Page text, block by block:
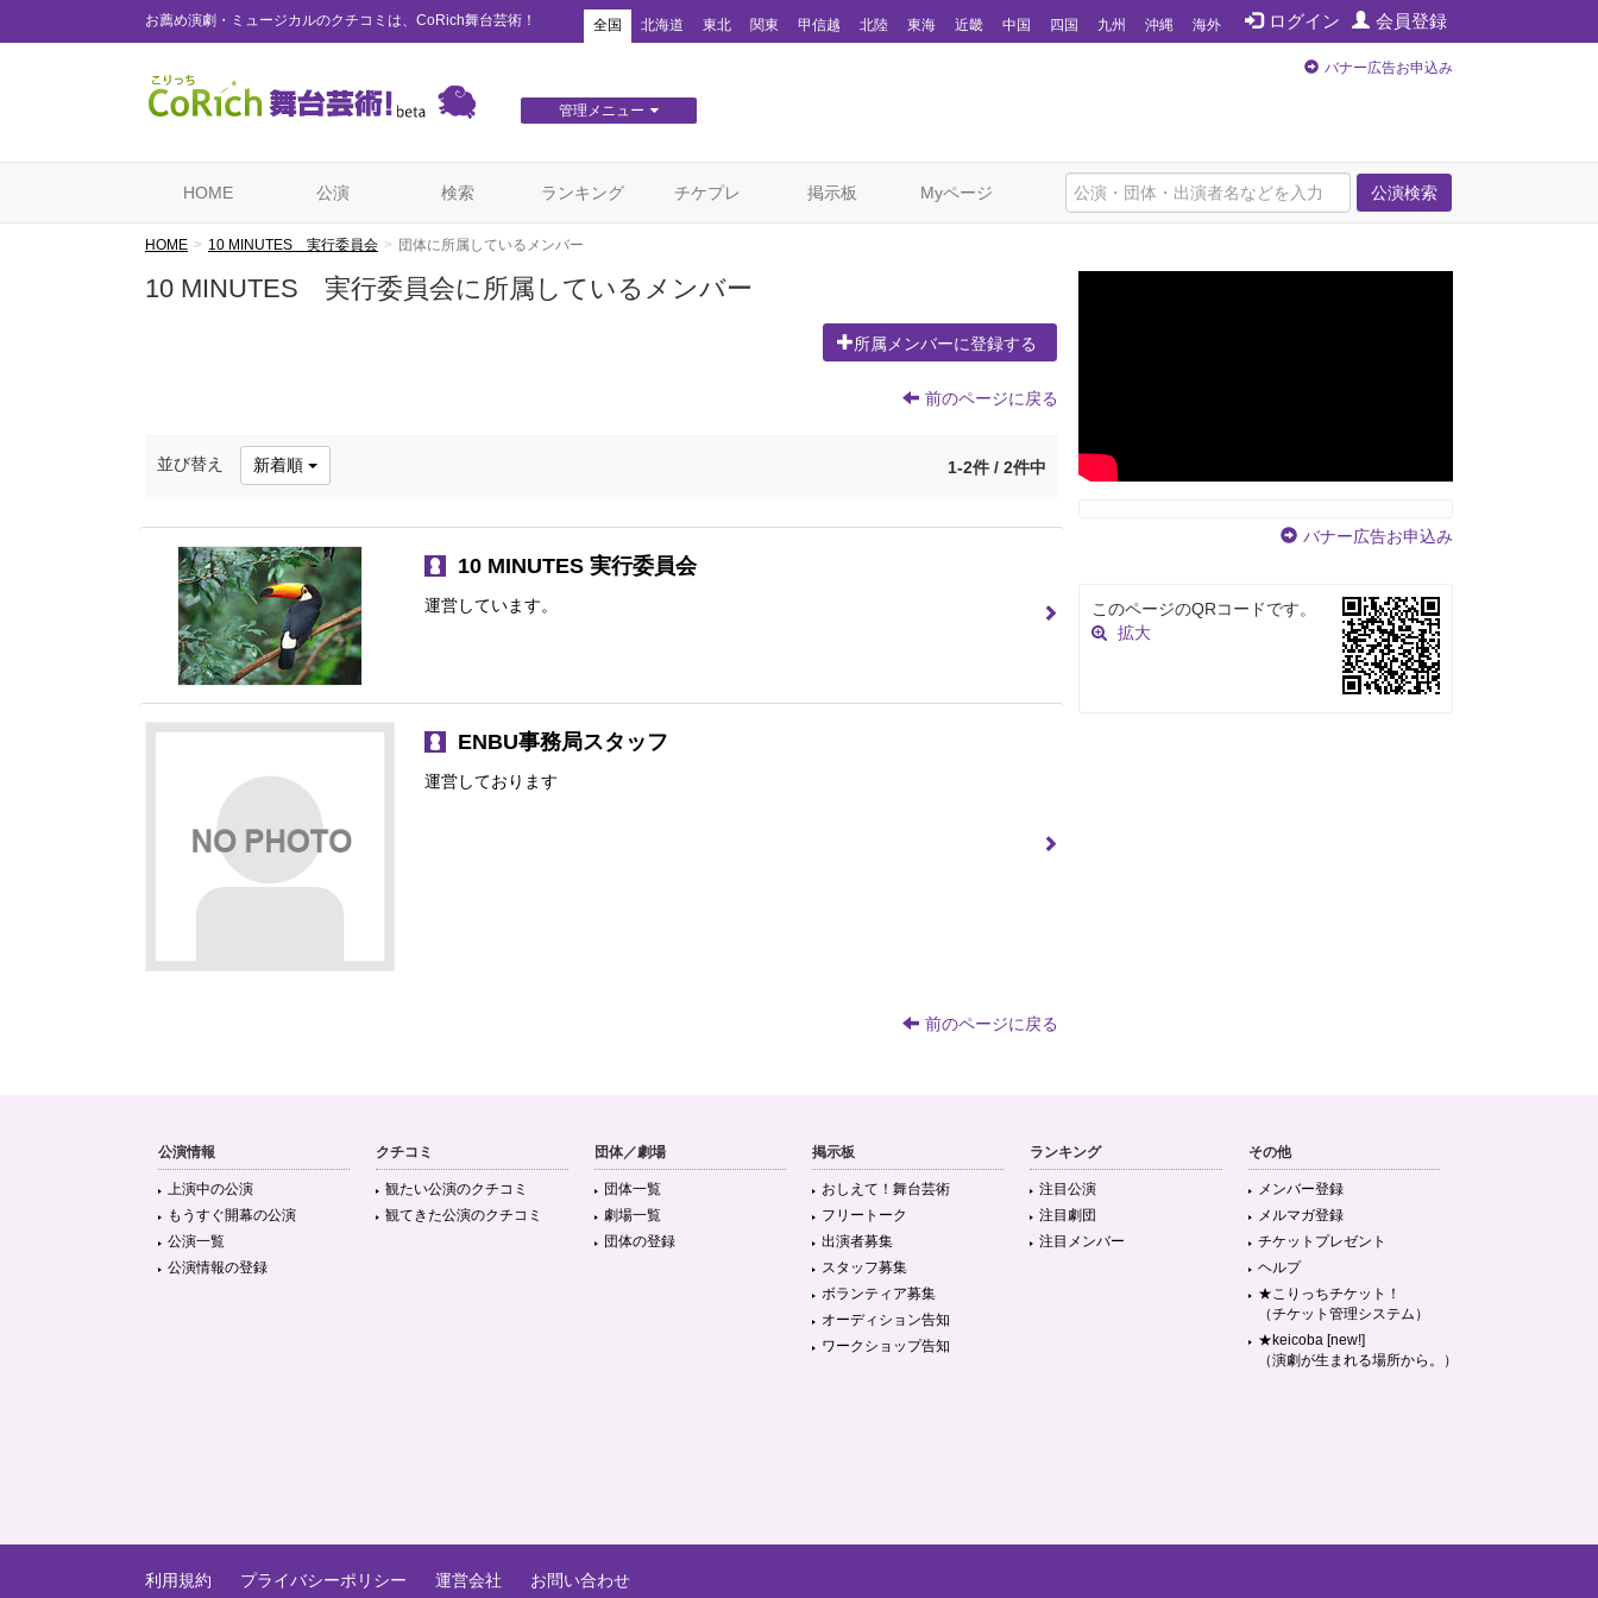
お薦め演劇・ミュージカルのクチコミは、CoRich舞台芸術！ ログイン 会員登録
全国 北海道 東北 関東 甲信越 北陸 東海 近畿 中国 四国 九州 沖縄 海外
管理メニュー
バナー広告お申込み
公演検索
HOME 公演 検索 ランキング チケプレ 掲示板 Myページ
HOME 10 MINUTES 実行委員会 団体に所属しているメンバー
10 MINUTES 実行委員会に所属しているメンバー
所属メンバーに登録する
前のページに戻る
並び替え 新着順 1-2件 / 2件中
10 MINUTES 実行委員会
運営しています。
ENBU事務局スタッフ
運営しております
前のページに戻る
バナー広告お申込み
このページのQRコードです。
拡大
公演情報
上演中の公演
もうすぐ開幕の公演
公演一覧
公演情報の登録
クチコミ
観たい公演のクチコミ
観てきた公演のクチコミ
団体／劇場
団体一覧
劇場一覧
団体の登録
掲示板
おしえて！舞台芸術
フリートーク
出演者募集
スタッフ募集
ボランティア募集
オーディション告知
ワークショップ告知
ランキング
注目公演
注目劇団
注目メンバー
その他
メンバー登録
メルマガ登録
チケットプレゼント
ヘルプ
★こりっちチケット！
（チケット管理システム）
★keicoba [new!]
（演劇が生まれる場所から。）
利用規約 プライバシーポリシー 運営会社 お問い合わせ